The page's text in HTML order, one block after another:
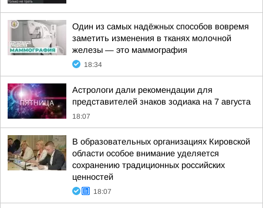
Один из самых надёжных способов вовремя
заметить изменения в тканях молочной
железы — это маммография
18:34
Астрологи дали рекомендации для
представителей знаков зодиака на 7 августа
18:07
В образовательных организациях Кировской
области особое внимание уделяется
сохранению традиционных российских
ценностей
18:07